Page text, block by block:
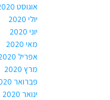
אוגוסט 2020
יולי 2020
יוני 2020
מאי 2020
אפריל 2020
מרץ 2020
פברואר 2020
ינואר 2020